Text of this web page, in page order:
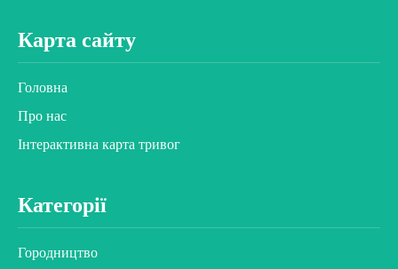
Карта сайту
Головна
Про нас
Інтерактивна карта тривог
Категорії
Городництво